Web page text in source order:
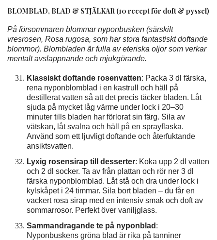
BLOMBLAD, BLAD & STJÄLKAR (10 recept för doft & pyssel)
På försommaren blommar nyponbusken (särskilt
vresrosen, Rosa rugosa, som har stora fantastiskt doftande
blommor). Blombladen är fulla av eteriska oljor som verkar
mentalt avslappnande och mjukgörande.
Klassiskt doftande rosenvatten: Packa 3 dl färska,
rena nyponblomblad i en kastrull och häll på
destillerat vatten så att det precis täcker bladen. Låt
sjuda på mycket låg värme under lock i 20–30
minuter tills bladen har förlorat sin färg. Sila av
vätskan, låt svalna och häll på en sprayflaska.
Använd som ett ljuvligt doftande och återfuktande
ansiktsvatten.
Lyxig rosensirap till desserter: Koka upp 2 dl vatten
och 2 dl socker. Ta av från plattan och rör ner 3 dl
färska nyponblomblad. Låt stå och dra under lock i
kylskåpet i 24 timmar. Sila bort bladen – du får en
vackert rosa sirap med en intensiv smak och doft av
sommarrosor. Perfekt över vaniljglass.
Sammandragande te på nyponblad :
Nyponbuskens gröna blad är rika på tanniner